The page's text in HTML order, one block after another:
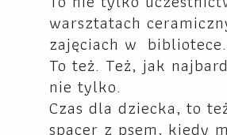
warsztatach
zajęciach w bibliotece.
To też. Też, jak
nie tylko.
Czas dla dziecka, to
spacer z psem, kiedy